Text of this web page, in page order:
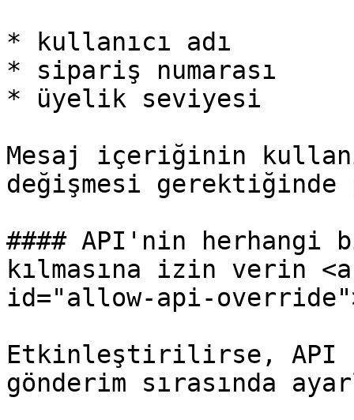
* kullanıcı adı
* sipariş numarası
* üyelik seviyesi
Mesaj içeriğinin
değişmesi
#### API'nin herhangi
kılmasına izin verin
id="allow-api-
Etkinleştirilirse, API
gönderim sırasında